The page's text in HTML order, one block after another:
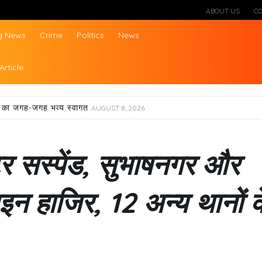
ABOUT US
News Crime Politics News
Article
का जगह-जगह भव्य स्वागत AUGUST 8, 2026
सस्पेंड, सुभाषनगर और
हाजिर, 12 अन्य थानों